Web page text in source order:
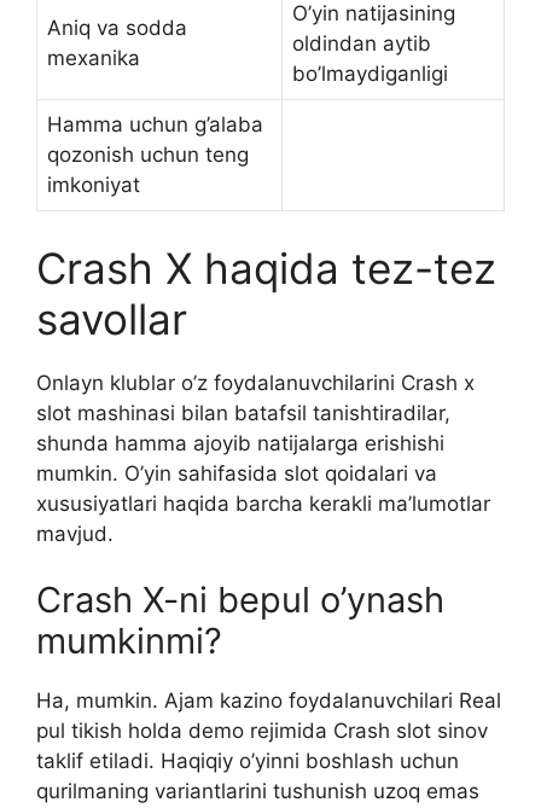
Aniq va sodda
mexanika
O’yin natijasining
oldindan aytib
bo’lmaydiganligi
Hamma uchun g’alaba
qozonish uchun teng
imkoniyat
Crash X haqida tez-tez
savollar
Onlayn klublar o’z foydalanuvchilarini Crash x
slot mashinasi bilan batafsil tanishtiradilar,
shunda hamma ajoyib natijalarga erishishi
mumkin. O’yin sahifasida slot qoidalari va
xususiyatlari haqida barcha kerakli ma’lumotlar
mavjud.
Crash X-ni bepul o’ynash
mumkinmi?
Ha, mumkin. Ajam kazino foydalanuvchilari Real
pul tikish holda demo rejimida Crash slot sinov
taklif etiladi. Haqiqiy o’yinni boshlash uchun
qurilmaning variantlarini tushunish uzoq emas